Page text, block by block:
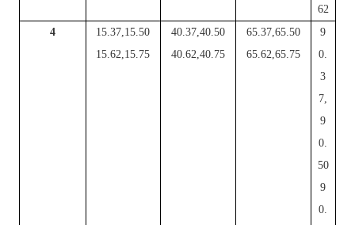
62
4
15.37,15.50
15.62,15.75
40.37,40.50
40.62,40.75
65.37,65.50
65.62,65.75
9
0.
3
7,
9
0.
50
9
0.